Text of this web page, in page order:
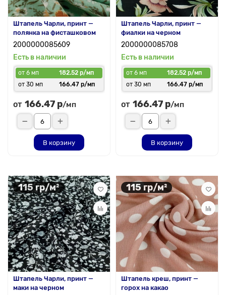
Штапель Чарли, принт —
полянка на фисташковом
2000000085609
Есть в наличии
от 6 мп
182.52 р/мп
от 30 мп
166.47 р/мп
от 166.47 р/мп
В корзину
Штапель Чарли, принт —
фиалки на черном
2000000085708
Есть в наличии
от 6 мп
182.52 р/мп
от 30 мп
166.47 р/мп
от 166.47 р/мп
В корзину
115 гр/м²
Штапель Чарли, принт —
маки на черном
115 гр/м²
Штапель креш, принт —
горох на какао